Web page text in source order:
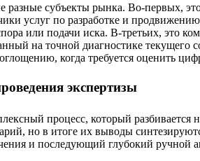
субъекты рынка. Во-первых,
услуг по разработке и
или подачи иска. В-третьих,
на точной диагностике текущего
когда требуется оценить
экспертизы
процесс, который
но в итоге их выводы
и последующий глубокий ручной